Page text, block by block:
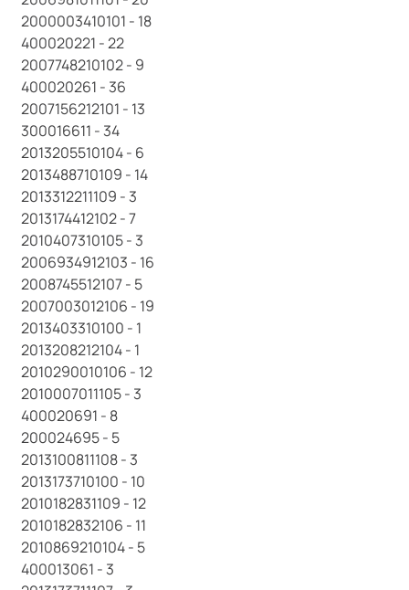
2000003410101 - 18
400020221 - 22
2007748210102 - 9
400020261 - 36
2007156212101 - 13
300016611 - 34
2013205510104 - 6
2013488710109 - 14
2013312211109 - 3
2013174412102 - 7
2010407310105 - 3
2006934912103 - 16
2008745512107 - 5
2007003012106 - 19
2013403310100 - 1
2013208212104 - 1
2010290010106 - 12
2010007011105 - 3
400020691 - 8
200024695 - 5
2013100811108 - 3
2013173710100 - 10
2010182831109 - 12
2010182832106 - 11
2010869210104 - 5
400013061 - 3